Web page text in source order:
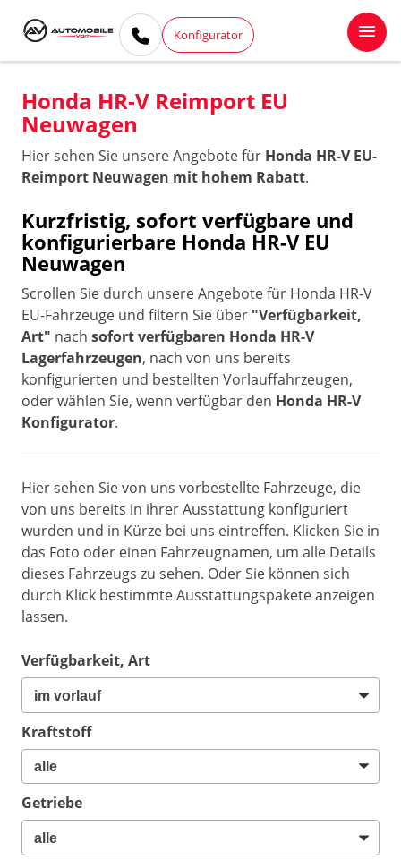
Konfigurator
Honda HR-V Reimport EU
Neuwagen
Hier sehen Sie unsere Angebote für Honda HR-V EU-
Reimport Neuwagen mit hohem Rabatt.
Kurzfristig, sofort verfügbare und
konfigurierbare Honda HR-V EU
Neuwagen
Scrollen Sie durch unsere Angebote für Honda HR-V
EU-Fahrzeuge und filtern Sie über "Verfügbarkeit,
Art" nach sofort verfügbaren Honda HR-V
Lagerfahrzeugen, nach von uns bereits
konfigurierten und bestellten Vorlauffahrzeugen,
oder wählen Sie, wenn verfügbar den Honda HR-V
Konfigurator.
Hier sehen Sie von uns vorbestellte Fahrzeuge, die
von uns bereits in ihrer Ausstattung konfiguriert
wurden und in Kürze bei uns eintreffen. Klicken Sie in
das Foto oder einen Fahrzeugnamen, um alle Details
dieses Fahrzeugs zu sehen. Oder Sie können sich
durch Klick bestimmte Ausstattungspakete anzeigen
lassen.
Verfügbarkeit, Art
Kraftstoff
Getriebe